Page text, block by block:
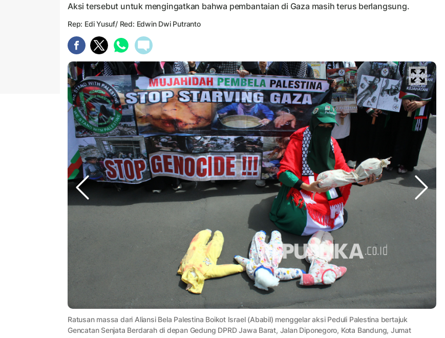
Aksi tersebut untuk mengingatkan bahwa pembantaian di Gaza masih terus berlangsung.
Rep: Edi Yusuf/ Red: Edwin Dwi Putranto
Ratusan massa dari Aliansi Bela Palestina Boikot Israel (Ababil) menggelar aksi Peduli Palestina bertajuk
Gencatan Senjata Berdarah di depan Gedung DPRD Jawa Barat, Jalan Diponegoro, Kota Bandung, Jumat